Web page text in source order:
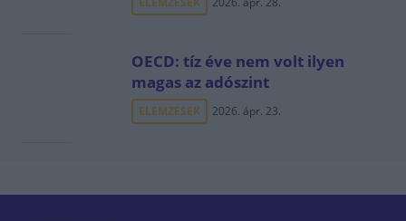
OECD: tíz éve nem volt ilyen
magas az adószint
ELEMZÉSEK 2026. ápr. 23.